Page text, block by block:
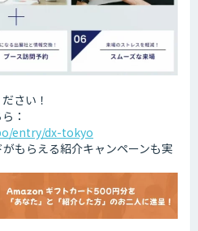
さい！
：
entry/dx-tokyo
もらえる紹介キャンペーンも実